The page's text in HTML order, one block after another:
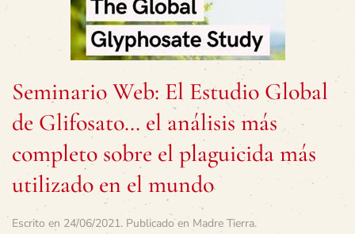
Seminario Web: El Estudio Global
de Glifosato… el análisis más
completo sobre el plaguicida más
utilizado en el mundo
Escrito en 24/06/2021. Publicado en Madre Tierra.